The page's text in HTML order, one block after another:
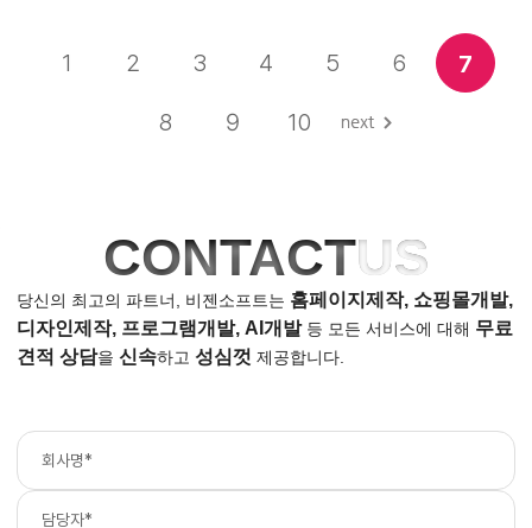
1 2 3 4 5 6 7
8 9 10
CONTACTUS
당신의 최고의 파트너, 비젠소프트는 홈페이지제작, 쇼핑몰개발,
디자인제작, 프로그램개발, AI개발등 모든 서비스에 대해 무료
견적 상담을 신속하고 성심껏 제공합니다.